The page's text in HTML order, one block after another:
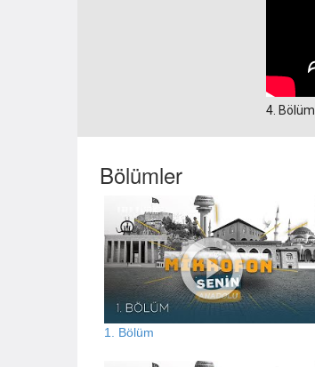
4. Bölüm
Bölümler
1. Bölüm